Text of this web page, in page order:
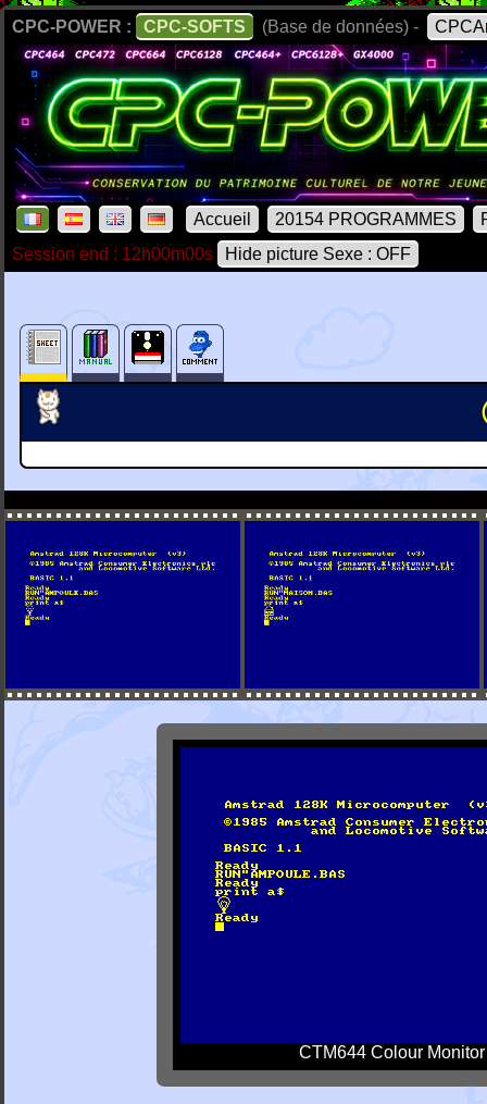
CPC-POWER : CPC-SOFTS (Base de données) -
Accueil 20154 PROGRAMMES
Session end : 12h00m00s
Hide picture Sexe : OFF
CTM644 Colour Monitor